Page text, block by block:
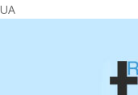
UA